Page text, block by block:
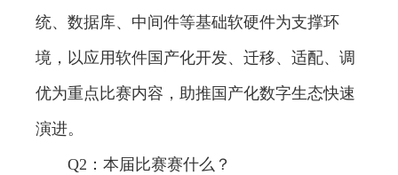
统、数据库、中间件等基础软硬件为支撑环
境，以应用软件国产化开发、迁移、适配、调
优为重点比赛内容，助推国产化数字生态快速
演进。
Q2：本届比赛赛什么？